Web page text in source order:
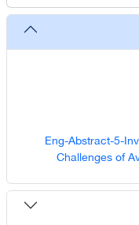
Eng-Abstract-5-
Challenges of